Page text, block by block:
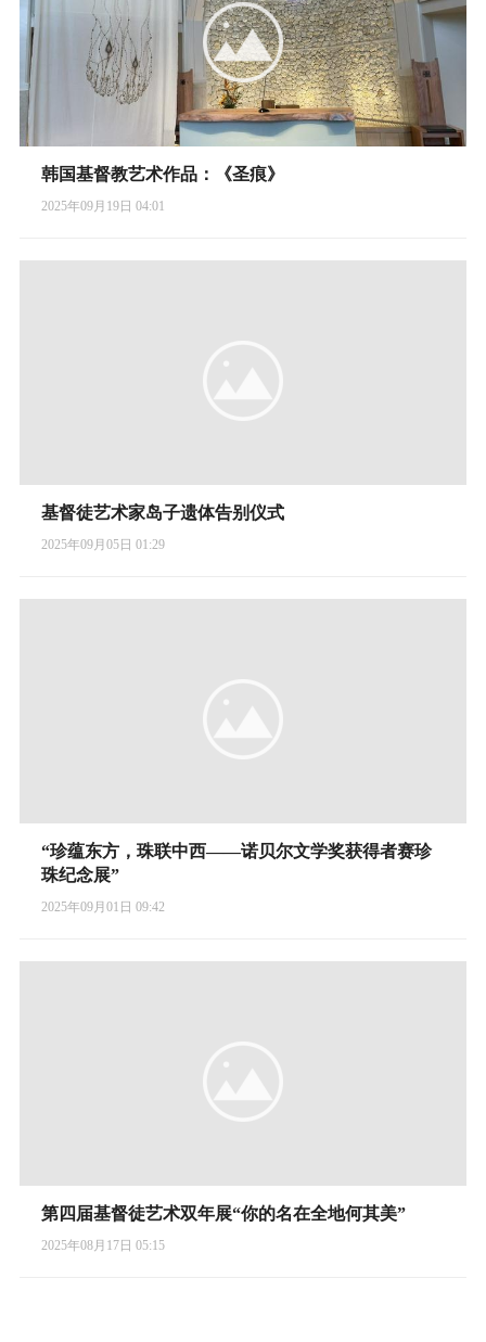
韩国基督教艺术作品：《圣痕》
2025年09月19日 04:01
基督徒艺术家岛子遗体告别仪式
2025年09月05日 01:29
“珍蕴东方，珠联中西——诺贝尔文学奖获得者赛珍
珠纪念展”
2025年09月01日 09:42
第四届基督徒艺术双年展“你的名在全地何其美”
2025年08月17日 05:15